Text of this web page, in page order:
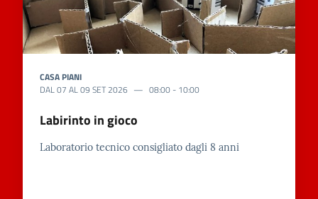
CASA PIANI
DAL07 AL09 SET 2026 08:00 - 10:00
Labirinto in gioco
Laboratorio tecnico consigliato dagli 8 anni